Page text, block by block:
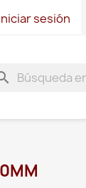
sesión